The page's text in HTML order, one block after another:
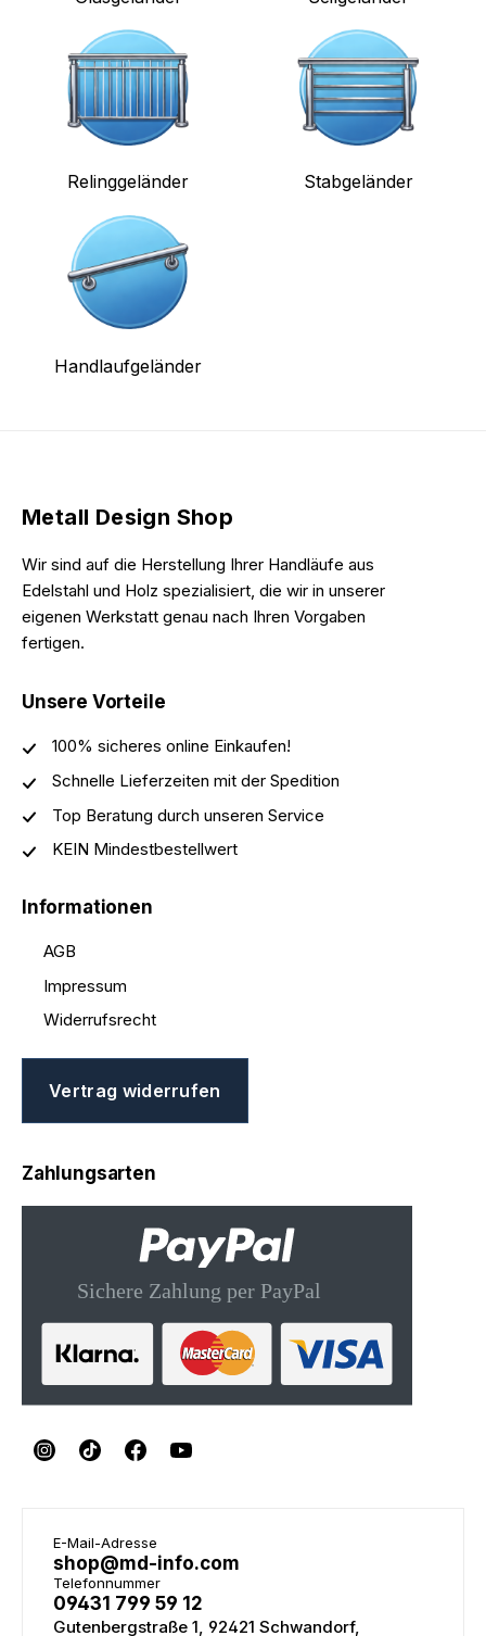
Relinggeländer Stabgeländer
Handlaufgeländer
Metall Design Shop
Wir sind auf die Herstellung Ihrer Handläufe aus
Edelstahl und Holz spezialisiert, die wir in unserer
eigenen Werkstatt genau nach Ihren Vorgaben
fertigen.
Unsere Vorteile
100% sicheres online Einkaufen!
Schnelle Lieferzeiten mit der Spedition
Top Beratung durch unseren Service
KEIN Mindestbestellwert
Informationen
AGB
Impressum
Widerrufsrecht
Vertrag widerrufen
Zahlungsarten
E-Mail-Adresse
shop@md-info.com
Telefonnummer
09431 799 59 12
Gutenbergstraße 1, 92421 Schwandorf,